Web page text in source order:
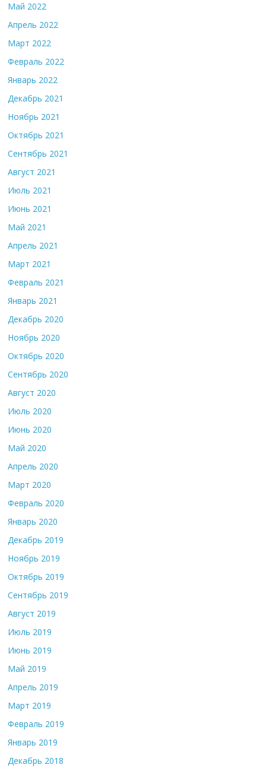
Май 2022
Апрель 2022
Март 2022
Февраль 2022
Январь 2022
Декабрь 2021
Ноябрь 2021
Октябрь 2021
Сентябрь 2021
Август 2021
Июль 2021
Июнь 2021
Май 2021
Апрель 2021
Март 2021
Февраль 2021
Январь 2021
Декабрь 2020
Ноябрь 2020
Октябрь 2020
Сентябрь 2020
Август 2020
Июль 2020
Июнь 2020
Май 2020
Апрель 2020
Март 2020
Февраль 2020
Январь 2020
Декабрь 2019
Ноябрь 2019
Октябрь 2019
Сентябрь 2019
Август 2019
Июль 2019
Июнь 2019
Май 2019
Апрель 2019
Март 2019
Февраль 2019
Январь 2019
Декабрь 2018